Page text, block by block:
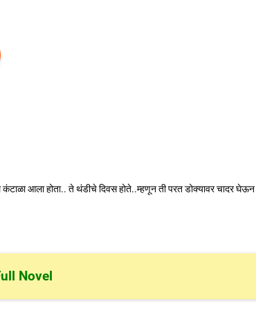
आला होता.. ते थंडीचे दिवस होते..म्हणून ती परत डोक्यावर चादर
Novel